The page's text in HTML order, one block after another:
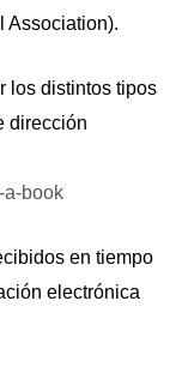
Association).
los distintos tipos
dirección
a-book
en tiempo
electrónica